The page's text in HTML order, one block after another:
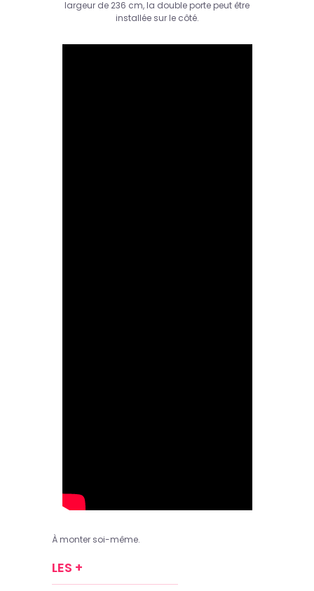
largeur de 236 cm, la double porte peut être
installée sur le côté.
À monter soi-même.
LES +